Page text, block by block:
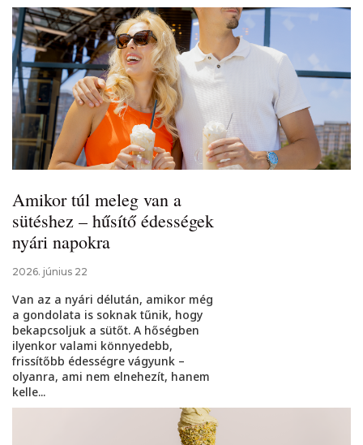
Amikor túl meleg van a
sütéshez – hűsítő édességek
nyári napokra
2026. június 22
Van az a nyári délután, amikor még
a gondolata is soknak tűnik, hogy
bekapcsoljuk a sütőt. A hőségben
ilyenkor valami könnyedebb,
frissítőbb édességre vágyunk –
olyanra, ami nem elnehezít, hanem
kelle...